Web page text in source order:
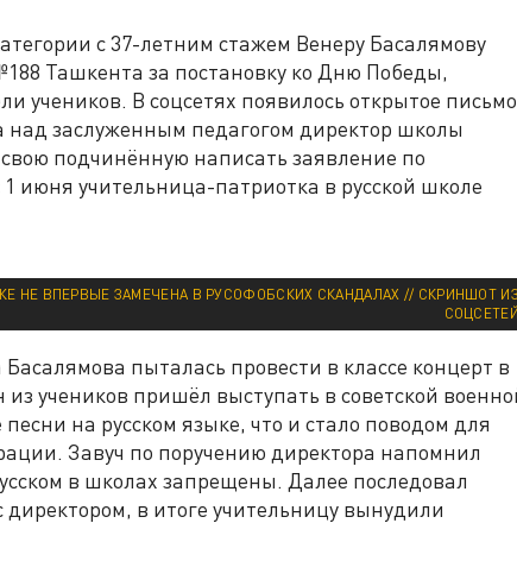
с 37-летним стажем Венеру Басалямову
Ташкента за постановку ко Дню Победы,
учеников. В соцсетях появилось открытое
над заслуженным педагогом директор школы
подчинённую написать заявление по
июня учительница-патриотка в русской школе
НЕ ВПЕРВЫЕ ЗАМЕЧЕНА В РУСОФОБСКИХ СКАНДАЛАХ // СКРИНШОТ ИЗ
СОЦСЕТЕЙ
пыталась провести в классе концерт в
учеников пришёл выступать в советской
на русском языке, что и стало поводом для
Завуч по поручению директора напомнил
в школах запрещены. Далее последовал
в итоге учительницу вынудили